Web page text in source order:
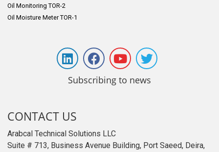
Oil Monitoring TOR-2
Oil Moisture Meter TOR-1
Subscribing to news
CONTACT US
Arabcal Technical Solutions LLC
Suite # 713, Business Avenue Building, Port Saeed, Deira,